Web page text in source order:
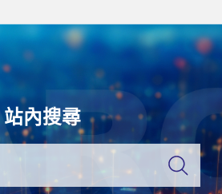
站內搜尋